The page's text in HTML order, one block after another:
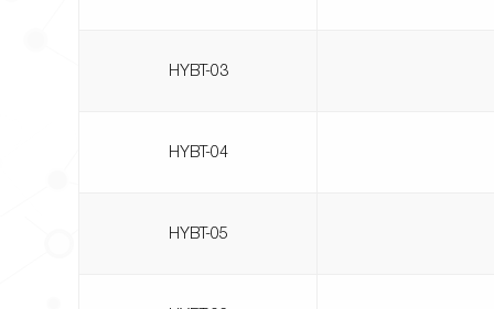
HYBT-03
HYBT-04
HYBT-05